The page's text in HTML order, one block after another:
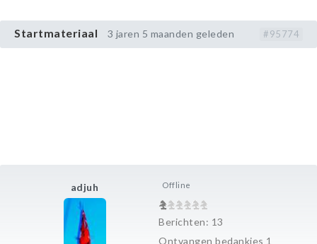
Startmateriaal 3 jaren 5 maanden geleden #95774
adjuh Offline
Berichten: 13
Ontvangen bedankjes 1